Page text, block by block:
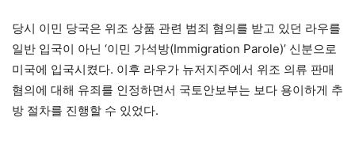
당시 이민 당국은 위조 상품 관련 범죄 혐의를 받고 있던 라우를
일반 입국이 아닌 ‘이민 가석방(Immigration Parole)’ 신분으로
미국에 입국시켰다. 이후 라우가 뉴저지주에서 위조 의류 판매
혐의에 대해 유죄를 인정하면서 국토안보부는 보다 용이하게 추
방 절차를 진행할 수 있었다.